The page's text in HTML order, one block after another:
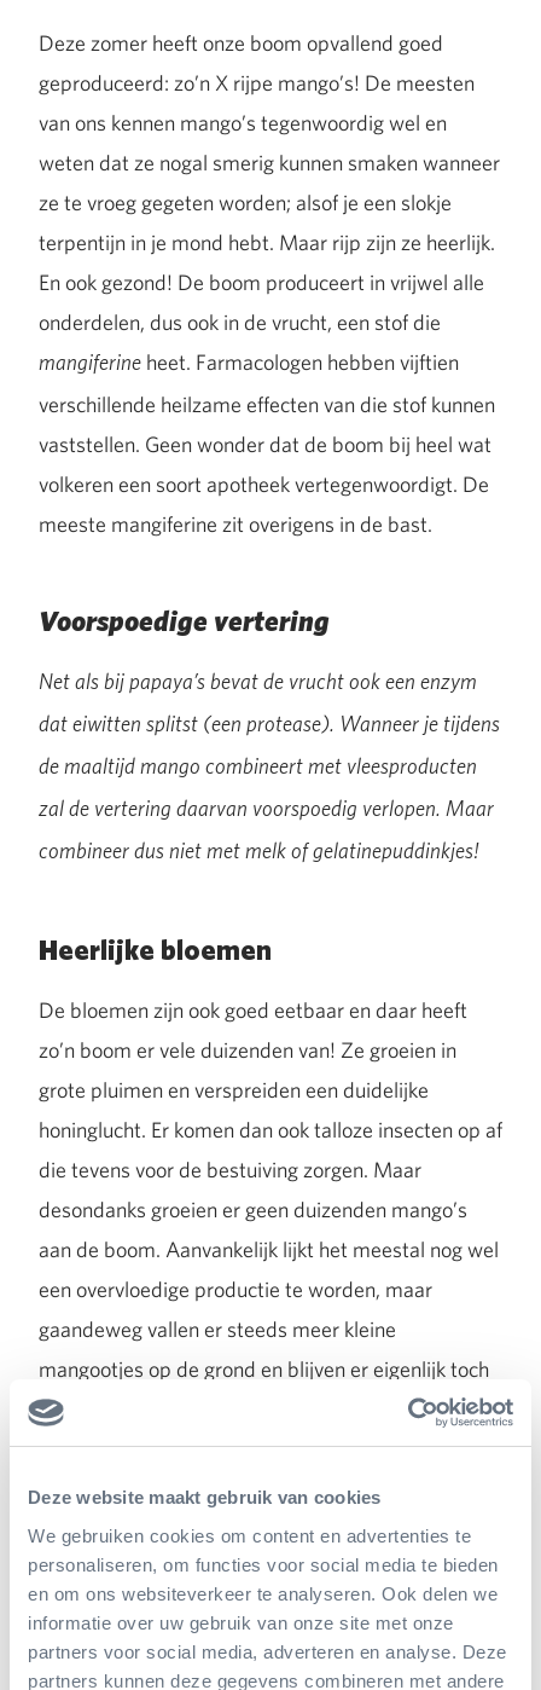
Deze website maakt gebruik van cookies
We gebruiken cookies om content en advertenties te
personaliseren, om functies voor social media te bieden
en om ons websiteverkeer te analyseren. Ook delen we
informatie over uw gebruik van onze site met onze
partners voor social media, adverteren en analyse. Deze
partners kunnen deze gegevens combineren met andere
Deze zomer heeft onze boom opvallend goed
geproduceerd: zo’n X rijpe mango’s! De meesten
van ons kennen mango’s tegenwoordig wel en
weten dat ze nogal smerig kunnen smaken wanneer
ze te vroeg gegeten worden; alsof je een slokje
terpentijn in je mond hebt. Maar rijp zijn ze heerlijk.
En ook gezond! De boom produceert in vrijwel alle
onderdelen, dus ook in de vrucht, een stof die
mangiferine heet. Farmacologen hebben vijftien
verschillende heilzame effecten van die stof kunnen
vaststellen. Geen wonder dat de boom bij heel wat
volkeren een soort apotheek vertegenwoordigt. De
meeste mangiferine zit overigens in de bast.
Voorspoedige vertering
Net als bij papaya’s bevat de vrucht ook een enzym
dat eiwitten splitst (een protease). Wanneer je tijdens
de maaltijd mango combineert met vleesproducten
zal de vertering daarvan voorspoedig verlopen. Maar
combineer dus niet met melk of gelatinepuddinkjes!
Heerlijke bloemen
De bloemen zijn ook goed eetbaar en daar heeft
zo’n boom er vele duizenden van! Ze groeien in
grote pluimen en verspreiden een duidelijke
honinglucht. Er komen dan ook talloze insecten op af
die tevens voor de bestuiving zorgen. Maar
desondanks groeien er geen duizenden mango’s
aan de boom. Aanvankelijk lijkt het meestal nog wel
een overvloedige productie te worden, maar
gaandeweg vallen er steeds meer kleine
mangootjes op de grond en blijven er eigenlijk toch
nog maar (relatief) weinig grote vruchten over.
Het echte zaad
Na consumptie van het vruchtvlees blijft er een
grote, ‘harige’, platte pit over. Daarin zit een soort
platte boon, het echte zaad. Wanneer je die (warm